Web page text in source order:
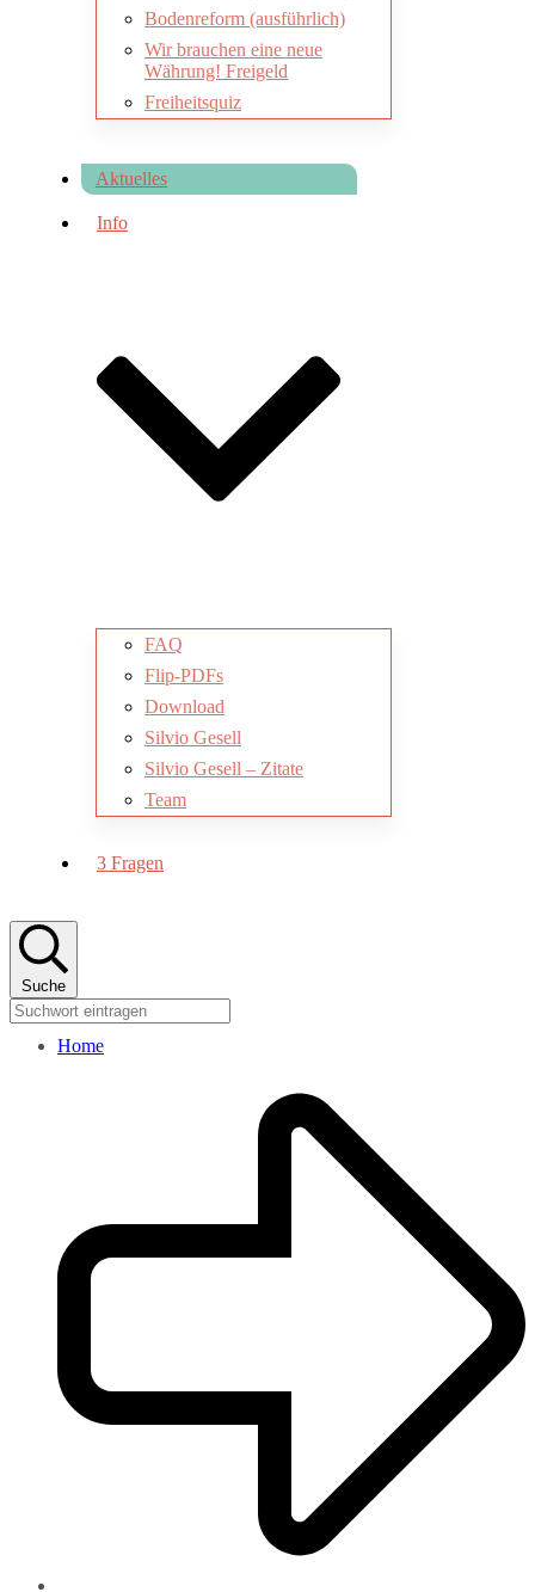
Bodenreform (ausführlich)
Wir brauchen eine neue
Währung! Freigeld
Freiheitsquiz
Aktuelles
Info
FAQ
Flip-PDFs
Download
Silvio Gesell
Silvio Gesell – Zitate
Team
3 Fragen
Suche
Home